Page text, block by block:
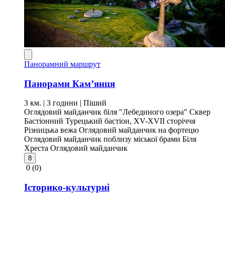
Панорамний маршрут
Панорами Кам’янця
3 км. | 3 години | Піший
Оглядовий майданчик біля "Лебединого озера" Сквер
Бастіонний Турецький бастіон, XV-XVII сторіччя
Різницька вежа Оглядовий майданчик на фортецю
Оглядовий майданчик поблизу міської брами Біля
Хреста Оглядовий майданчик
8
0 (0)
Історико-культурні